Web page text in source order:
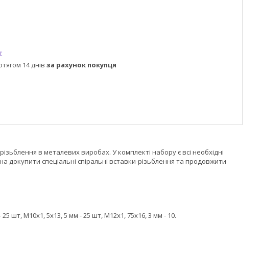
14 днів за рахунок покупця
в металевих виробах. У комплекті набору є всі необхідні
спеціальні спіральні вставки-різьблення та продовжити
шт, M10x1, 5x13, 5 мм - 25 шт, M12x1, 75x16, 3 мм - 10.